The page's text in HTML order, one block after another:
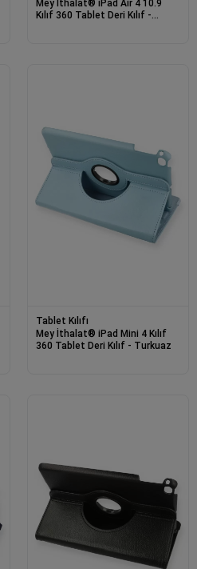
Mey İthalat® iPad Air 4 10.9
Kılıf 360 Tablet Deri Kılıf -
Tablet Kılıfı
Mey İthalat® iPad Mini 4 Kılıf
360 Tablet Deri Kılıf - Turkuaz